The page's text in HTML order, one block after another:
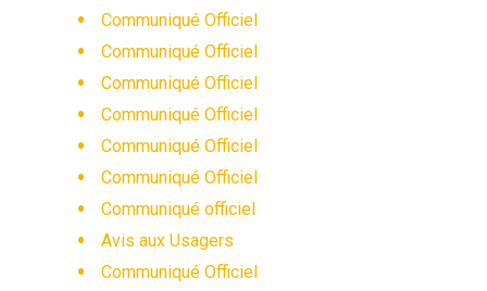
Communiqué Officiel
Communiqué Officiel
Communiqué Officiel
Communiqué Officiel
Communiqué Officiel
Communiqué Officiel
Communiqué officiel
Avis aux Usagers
Communiqué Officiel